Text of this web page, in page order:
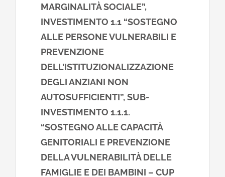
MARGINALITÀ SOCIALE”,
INVESTIMENTO 1.1 “SOSTEGNO
ALLE PERSONE VULNERABILI E
PREVENZIONE
DELL’ISTITUZIONALIZZAZIONE
DEGLI ANZIANI NON
AUTOSUFFICIENTI”, SUB-
INVESTIMENTO 1.1.1.
“SOSTEGNO ALLE CAPACITÀ
GENITORIALI E PREVENZIONE
DELLA VULNERABILITÀ DELLE
FAMIGLIE E DEI BAMBINI – CUP